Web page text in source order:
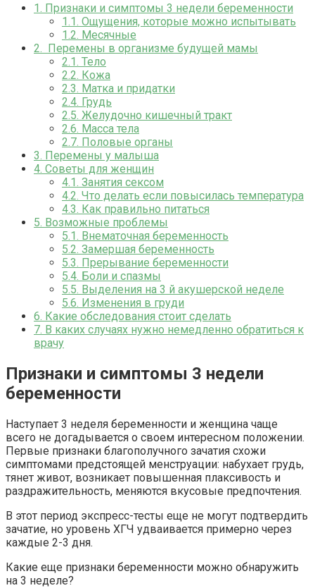
1. Признаки и симптомы 3 недели беременности
1.1. Ощущения, которые можно испытывать
1.2. Месячные
2. Перемены в организме будущей мамы
2.1. Тело
2.2. Кожа
2.3. Матка и придатки
2.4. Грудь
2.5. Желудочно кишечный тракт
2.6. Масса тела
2.7. Половые органы
3. Перемены у малыша
4. Советы для женщин
4.1. Занятия сексом
4.2. Что делать если повысилась температура
4.3. Как правильно питаться
5. Возможные проблемы
5.1. Внематочная беременность
5.2. Замершая беременность
5.3. Прерывание беременности
5.4. Боли и спазмы
5.5. Выделения на 3 й акушерской неделе
5.6. Изменения в груди
6. Какие обследования стоит сделать
7. В каких случаях нужно немедленно обратиться к
врачу
Признаки и симптомы 3 недели
беременности
Наступает 3 неделя беременности и женщина чаще
всего не догадывается о своем интересном положении.
Первые признаки благополучного зачатия схожи
симптомами предстоящей менструации: набухает грудь,
тянет живот, возникает повышенная плаксивость и
раздражительность, меняются вкусовые предпочтения.
В этот период экспресс-тесты еще не могут подтвердить
зачатие, но уровень ХГЧ удваивается примерно через
каждые 2-3 дня.
Какие еще признаки беременности можно обнаружить
на 3 неделе?